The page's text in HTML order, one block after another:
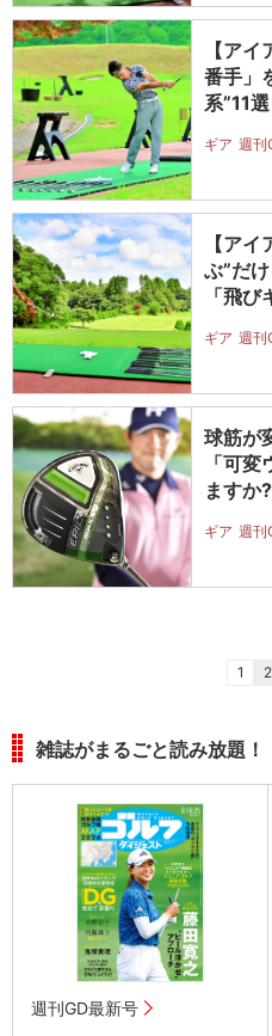
【ア
番手」
系”11選
ギア 週刊
【ア
ぶ”だ
「飛
ギア 週刊
球筋が
「可
ますか?
ギア 週刊
1 2
雑誌がまるごと読み放題！
週刊GD最新号